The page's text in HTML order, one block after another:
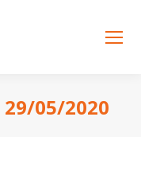
29/05/2020